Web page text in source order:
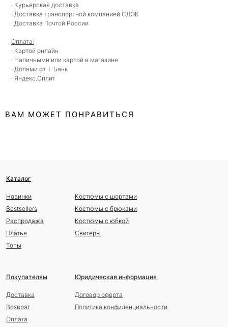
· Курьерская доставка
· Доставка транспортной компанией СДЭК
· Доставка Почтой России
Оплата:
· Картой онлайн
· Наличными или картой в магазине
· Долями от Т-Банк
· Яндекс.Сплит
ВАМ МОЖЕТ ПОНРАВИТЬСЯ
Доставка
Возврат
Оплата
Политика конфиденциальности
Договор оферта
Новинки
Bestsellers
Распродажа
Платья
Топы
Костюмы с шортами
Костюмы с брюками
Костюмы с юбкой
Свитеры
Покупателям
Каталог
Юридическая информация